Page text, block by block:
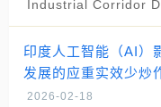
Industrial Corridor
印度人工智能（AI）
发展的应重实效少炒
2026-02-18